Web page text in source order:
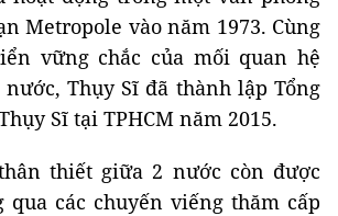
Metropole vào năm 1973. Cùng
vững chắc của mối quan hệ
Thụy Sĩ đã thành lập Tổng
Sĩ tại TPHCM năm 2015.
thiết giữa 2 nước còn được
qua các chuyến viếng thăm cấp